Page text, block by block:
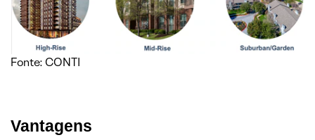
Fonte: CONTI
Vantagens